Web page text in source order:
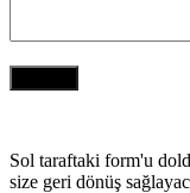
Sol taraftaki form'u
size geri dönüş